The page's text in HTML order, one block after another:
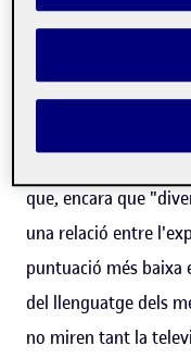
temps d'ús és
Lucrezia Crescenzi-
menors i pantalles i
que, encara que
una relació entre
puntuació més baixa
del llenguatge dels
no miren tant la